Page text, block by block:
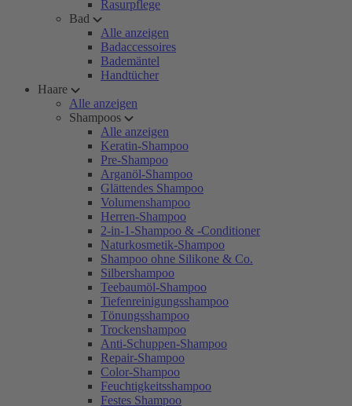
Rasurpflege
Bad
Alle anzeigen
Badaccessoires
Bademäntel
Handtücher
Haare
Alle anzeigen
Shampoos
Alle anzeigen
Keratin-Shampoo
Pre-Shampoo
Arganöl-Shampoo
Glättendes Shampoo
Volumenshampoo
Herren-Shampoo
2-in-1-Shampoo & -Conditioner
Naturkosmetik-Shampoo
Shampoo ohne Silikone & Co.
Silbershampoo
Teebaumöl-Shampoo
Tiefenreinigungsshampoo
Tönungsshampoo
Trockenshampoo
Anti-Schuppen-Shampoo
Repair-Shampoo
Color-Shampoo
Feuchtigkeitsshampoo
Festes Shampoo